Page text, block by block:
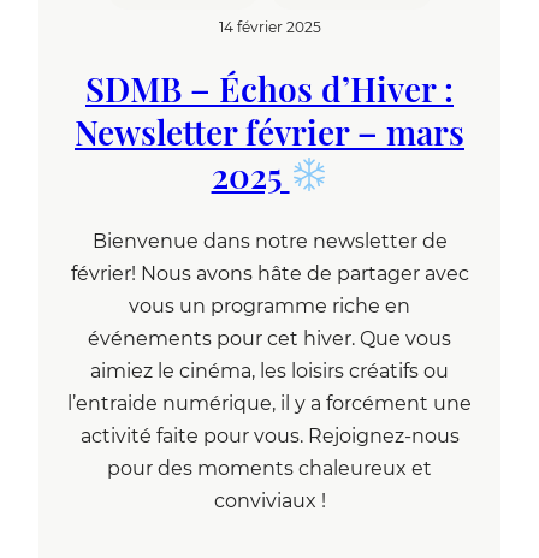
14 février 2025
SDMB – Échos d’Hiver :
Newsletter février – mars
2025
Bienvenue dans notre newsletter de
février! Nous avons hâte de partager avec
vous un programme riche en
événements pour cet hiver. Que vous
aimiez le cinéma, les loisirs créatifs ou
l’entraide numérique, il y a forcément une
activité faite pour vous. Rejoignez-nous
pour des moments chaleureux et
conviviaux !